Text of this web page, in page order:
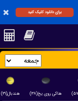
برای دانلود کلیک کنید
هاکی روی یخ(۳۸) هندبال(۳۱)